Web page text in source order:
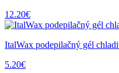
12.20€
ItalWax podepilačný gél
5.20€